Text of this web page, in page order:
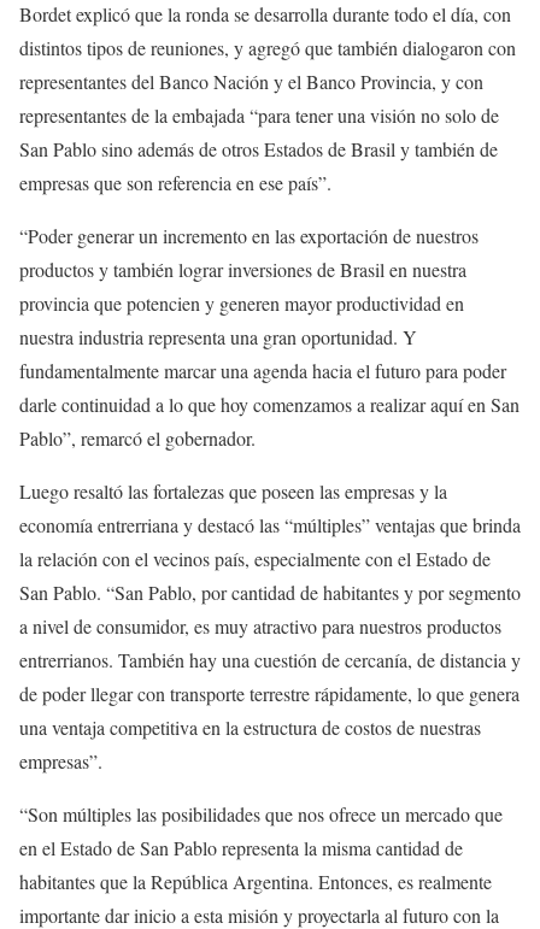
Bordet explicó que la ronda se desarrolla durante todo el día, con
distintos tipos de reuniones, y agregó que también dialogaron con
representantes del Banco Nación y el Banco Provincia, y con
representantes de la embajada “para tener una visión no solo de
San Pablo sino además de otros Estados de Brasil y también de
empresas que son referencia en ese país”.
“Poder generar un incremento en las exportación de nuestros
productos y también lograr inversiones de Brasil en nuestra
provincia que potencien y generen mayor productividad en
nuestra industria representa una gran oportunidad. Y
fundamentalmente marcar una agenda hacia el futuro para poder
darle continuidad a lo que hoy comenzamos a realizar aquí en San
Pablo”, remarcó el gobernador.
Luego resaltó las fortalezas que poseen las empresas y la
economía entrerriana y destacó las “múltiples” ventajas que brinda
la relación con el vecinos país, especialmente con el Estado de
San Pablo. “San Pablo, por cantidad de habitantes y por segmento
a nivel de consumidor, es muy atractivo para nuestros productos
entrerrianos. También hay una cuestión de cercanía, de distancia y
de poder llegar con transporte terrestre rápidamente, lo que genera
una ventaja competitiva en la estructura de costos de nuestras
empresas”.
“Son múltiples las posibilidades que nos ofrece un mercado que
en el Estado de San Pablo representa la misma cantidad de
habitantes que la República Argentina. Entonces, es realmente
importante dar inicio a esta misión y proyectarla al futuro con la